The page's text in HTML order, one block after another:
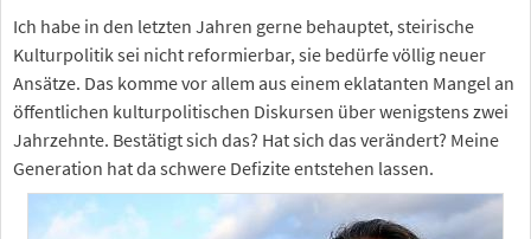
Ich habe in den letzten Jahren gerne behauptet, steirische
Kulturpolitik sei nicht reformierbar, sie bedürfe völlig neuer
Ansätze. Das komme vor allem aus einem eklatanten Mangel an
öffentlichen kulturpolitischen Diskursen über wenigstens zwei
Jahrzehnte. Bestätigt sich das? Hat sich das verändert? Meine
Generation hat da schwere Defizite entstehen lassen.